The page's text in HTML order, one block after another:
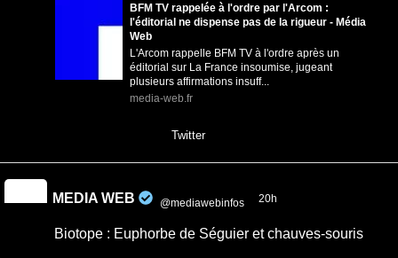
BFM TV rappelée à l'ordre par l'Arcom :
l'éditorial ne dispense pas de la rigueur - Média
Web
L'Arcom rappelle BFM TV à l'ordre après un
éditorial sur La France insoumise, jugeant
plusieurs affirmations insuff...
media-web.fr
Twitter
MEDIA WEB @mediawebinfos 20h
Biotope : Euphorbe de Séguier et chauves-souris